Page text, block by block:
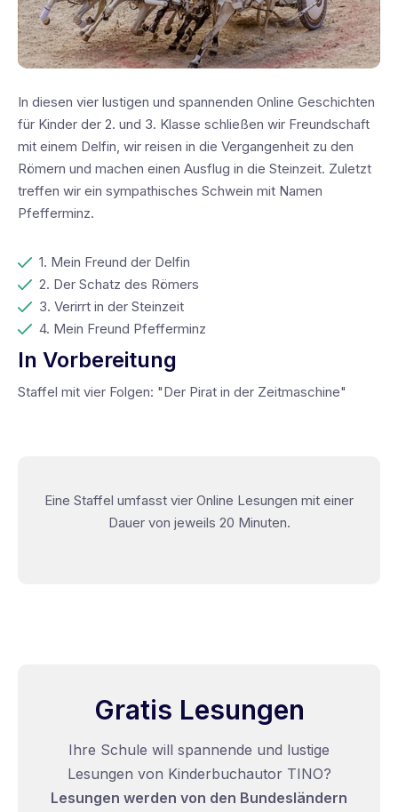
In diesen vier lustigen und spannenden Online Geschichten
für Kinder der 2. und 3. Klasse schließen wir Freundschaft
mit einem Delfin, wir reisen in die Vergangenheit zu den
Römern und machen einen Ausflug in die Steinzeit. Zuletzt
treffen wir ein sympathisches Schwein mit Namen
Pfefferminz.
1. Mein Freund der Delfin
2. Der Schatz des Römers
3. Verirrt in der Steinzeit
4. Mein Freund Pfefferminz
In Vorbereitung
Staffel mit vier Folgen: "Der Pirat in der Zeitmaschine"
Eine Staffel umfasst vier Online Lesungen mit einer
Dauer von jeweils 20 Minuten.
Gratis Lesungen
Ihre Schule will spannende und lustige
Lesungen von Kinderbuchautor TINO?
Lesungen werden von den Bundesländern